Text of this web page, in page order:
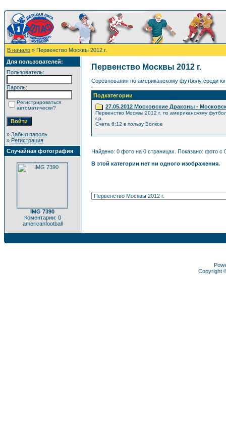
В начало » Первенство Москвы 2012 г.
Для пользователей:
Пользователь:
Пароль:
Регистрироваться
автоматически?
» Забыл пароль
» Регистрация
Случайная фотография
IMG 7390
Коментарии: 0
americanfootball
Первенство Москвы 2012 г.
Соревнования по американскому футболу среди
Подкатегории
27.05.2012 Московские Драконы -
Первенство Москвы 2012 г. по американскому
г.р.
Счета 6:12 в пользу Волков
Найдено: 0 фото на 0 страницах. Показано: фото с
В этой категории нет ни одного изображения.
Copyright